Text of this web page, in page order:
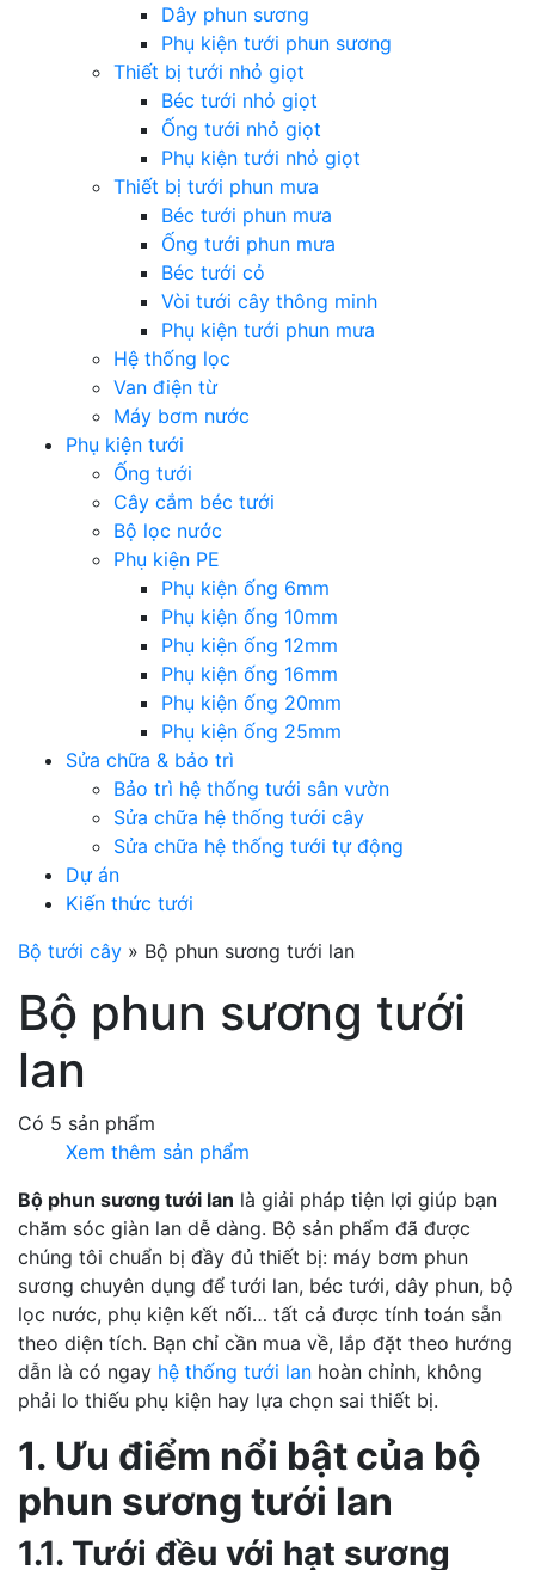
Dây phun sương
Phụ kiện tưới phun sương
Thiết bị tưới nhỏ giọt
Béc tưới nhỏ giọt
Ống tưới nhỏ giọt
Phụ kiện tưới nhỏ giọt
Thiết bị tưới phun mưa
Béc tưới phun mưa
Ống tưới phun mưa
Béc tưới cỏ
Vòi tưới cây thông minh
Phụ kiện tưới phun mưa
Hệ thống lọc
Van điện từ
Máy bơm nước
Phụ kiện tưới
Ống tưới
Cây cắm béc tưới
Bộ lọc nước
Phụ kiện PE
Phụ kiện ống 6mm
Phụ kiện ống 10mm
Phụ kiện ống 12mm
Phụ kiện ống 16mm
Phụ kiện ống 20mm
Phụ kiện ống 25mm
Sửa chữa & bảo trì
Bảo trì hệ thống tưới sân vườn
Sửa chữa hệ thống tưới cây
Sửa chữa hệ thống tưới tự động
Dự án
Kiến thức tưới
Bộ tưới cây » Bộ phun sương tưới lan
Bộ phun sương tưới
lan
Có 5 sản phẩm
Xem thêm sản phẩm
Bộ phun sương tưới lan là giải pháp tiện lợi giúp bạn
chăm sóc giàn lan dễ dàng. Bộ sản phẩm đã được
chúng tôi chuẩn bị đầy đủ thiết bị: máy bơm phun
sương chuyên dụng để tưới lan, béc tưới, dây phun, bộ
lọc nước, phụ kiện kết nối… tất cả được tính toán sẵn
theo diện tích. Bạn chỉ cần mua về, lắp đặt theo hướng
dẫn là có ngay hệ thống tưới lan hoàn chỉnh, không
phải lo thiếu phụ kiện hay lựa chọn sai thiết bị.
1. Ưu điểm nổi bật của bộ
phun sương tưới lan
1.1. Tưới đều với hạt sương